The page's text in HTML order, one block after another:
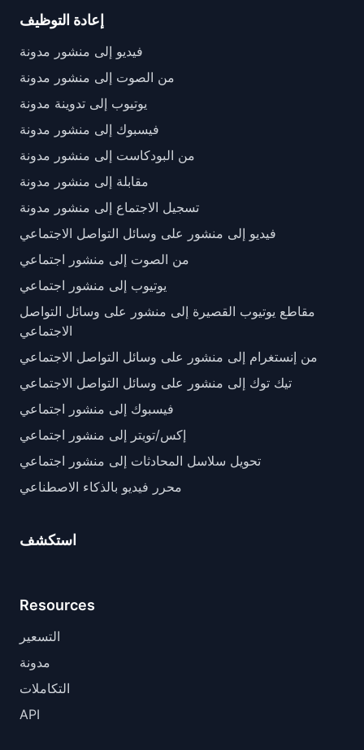
إعادة التوظيف
فيديو إلى منشور مدونة
من الصوت إلى منشور مدونة
يوتيوب إلى تدوينة مدونة
فيسبوك إلى منشور مدونة
من البودكاست إلى منشور مدونة
مقابلة إلى منشور مدونة
تسجيل الاجتماع إلى منشور مدونة
فيديو إلى منشور على وسائل التواصل الاجتماعي
من الصوت إلى منشور اجتماعي
يوتيوب إلى منشور اجتماعي
مقاطع يوتيوب القصيرة إلى منشور على وسائل التواصل
الاجتماعي
من إنستغرام إلى منشور على وسائل التواصل الاجتماعي
تيك توك إلى منشور على وسائل التواصل الاجتماعي
فيسبوك إلى منشور اجتماعي
إكس/تويتر إلى منشور اجتماعي
تحويل سلاسل المحادثات إلى منشور اجتماعي
محرر فيديو بالذكاء الاصطناعي
استكشف
Resources
التسعير
مدونة
التكاملات
API